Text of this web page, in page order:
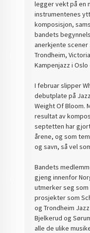
legger vekt på en
instrumentenes
komposisjon,
bandets
anerkjente scener
Trondheim,
Kampenjazz i
I februar slipper
debutplate på
Weight Of Bloom.
resultat av
septetten har
årene, og som
og savn, så vel
Bandets
gjeng innenfor
utmerker seg
prosjekter som
og Trondheim
Bjelkerud og
alle de ulike